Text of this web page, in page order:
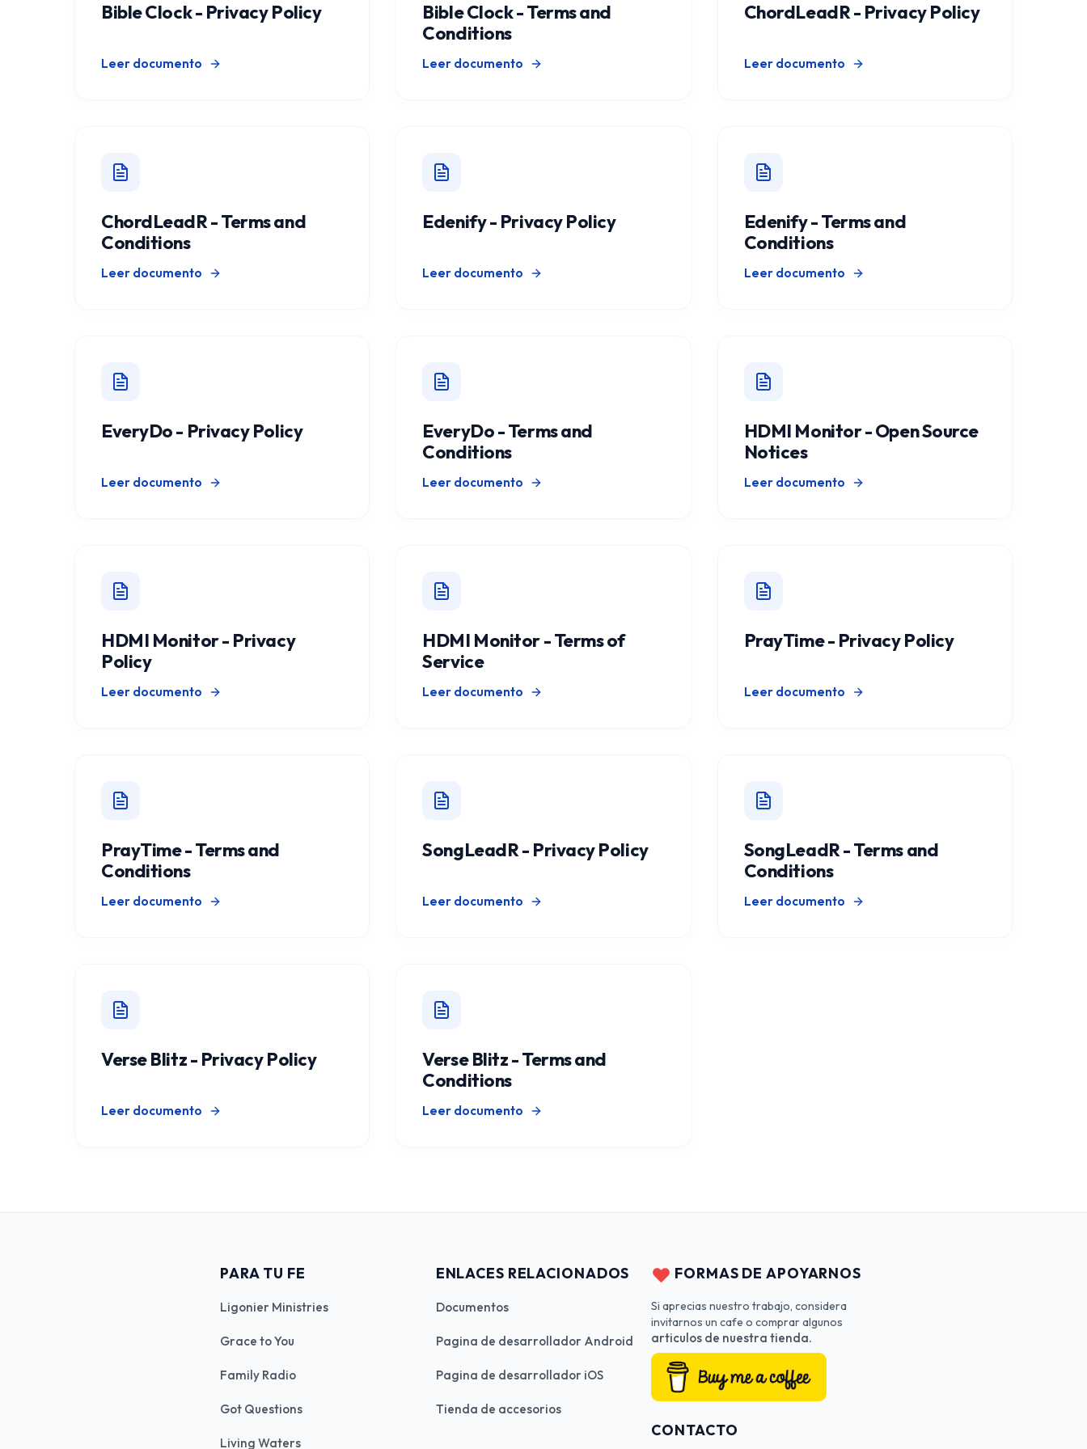
Bible Clock - Privacy Policy
Leer documento
Bible Clock - Terms and
Conditions
Leer documento
ChordLeadR - Privacy Policy
Leer documento
ChordLeadR - Terms and
Conditions
Leer documento
Edenify - Privacy Policy
Leer documento
Edenify - Terms and
Conditions
Leer documento
EveryDo - Privacy Policy
Leer documento
EveryDo - Terms and
Conditions
Leer documento
HDMI Monitor - Open Source
Notices
Leer documento
HDMI Monitor - Privacy
Policy
Leer documento
HDMI Monitor - Terms of
Service
Leer documento
PrayTime - Privacy Policy
Leer documento
PrayTime - Terms and
Conditions
Leer documento
SongLeadR - Privacy Policy
Leer documento
SongLeadR - Terms and
Conditions
Leer documento
Verse Blitz - Privacy Policy
Leer documento
Verse Blitz - Terms and
Conditions
Leer documento
PARA TU FE
Ligonier Ministries
Grace to You
Family Radio
Got Questions
Living Waters
ENLACES RELACIONADOS
Documentos
Pagina de desarrollador Android
Pagina de desarrollador iOS
Tienda de accesorios
FORMAS DE APOYARNOS
Si aprecias nuestro trabajo, considera
invitarnos un cafe o comprar algunos
articulos de nuestra tienda.
CONTACTO